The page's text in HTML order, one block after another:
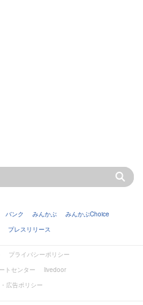
バンク みんかぶ
みんかぶChoice
プレスリリース
プライバシーポリシー
トセンター
livedoor
広告ポリシー